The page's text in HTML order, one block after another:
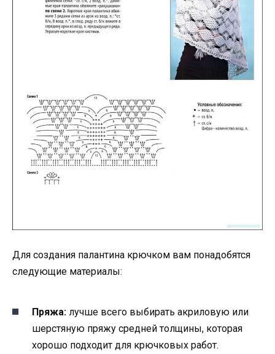
Для создания палантина крючком вам понадобятся
следующие материалы:
Пряжа: лучше всего выбирать акриловую или
шерстяную пряжу средней толщины, которая
хорошо подходит для крючковых работ.